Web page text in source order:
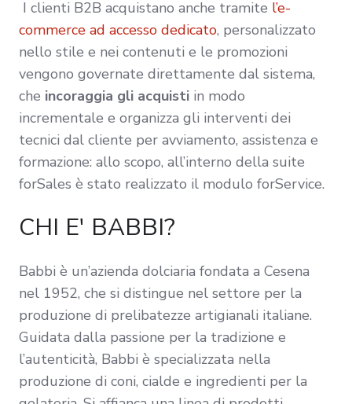
I clienti B2B acquistano anche tramite l’e-
commerce ad accesso dedicato, personalizzato
nello stile e nei contenuti e le promozioni
vengono governate direttamente dal sistema,
che incoraggia gli acquisti in modo
incrementale e organizza gli interventi dei
tecnici dal cliente per avviamento, assistenza e
formazione: allo scopo, all’interno della suite
forSales è stato realizzato il modulo forService.
CHI E' BABBI?
Babbi è un’azienda dolciaria fondata a Cesena
nel 1952, che si distingue nel settore per la
produzione di prelibatezze artigianali italiane.
Guidata dalla passione per la tradizione e
l’autenticità, Babbi è specializzata nella
produzione di coni, cialde e ingredienti per la